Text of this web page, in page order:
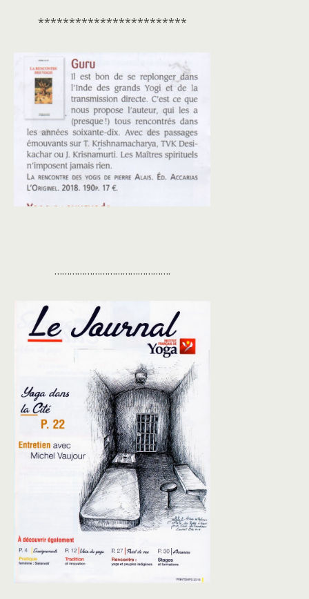
************************
……………………………………….